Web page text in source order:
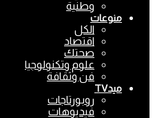
وطنية
منوعات
الكل
اقتصاد
صحتك
علوم وتكنولوجيا
فن وثقافة
ميدTV
روبورتاجات
فيديوهات